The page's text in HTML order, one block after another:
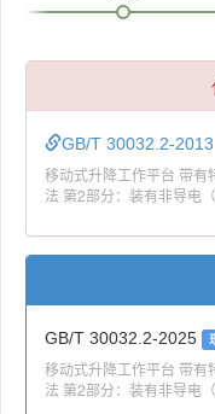
GB/T 30032.2-2013
移动式升降工作平台 带有
法 第2部分：装有非导电
GB/T 30032.2-2025
移动式升降工作平台 带有
法 第2部分：装有非导电